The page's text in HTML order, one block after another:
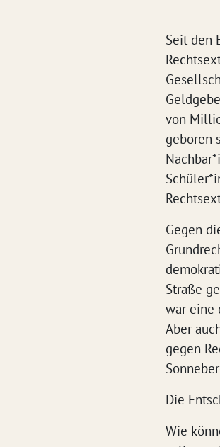
Seit den
von
geboren
Gegen
Straße
war eine
Aber
gegen
Die
Wie